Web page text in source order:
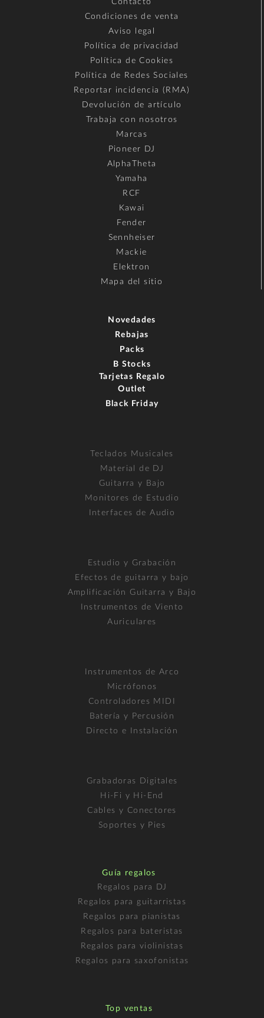
Contacto
Condiciones de venta
Aviso legal
Política de privacidad
Política de Cookies
Política de Redes Sociales
Reportar incidencia (RMA)
Devolución de artículo
Trabaja con nosotros
Marcas
Pioneer DJ
AlphaTheta
Yamaha
RCF
Kawai
Fender
Sennheiser
Mackie
Elektron
Mapa del sitio
Novedades
Rebajas
Packs
B Stocks
Tarjetas Regalo
Outlet
Black Friday
Teclados Musicales
Material de DJ
Guitarra y Bajo
Monitores de Estudio
Interfaces de Audio
Estudio y Grabación
Efectos de guitarra y bajo
Amplificación Guitarra y Bajo
Instrumentos de Viento
Auriculares
Instrumentos de Arco
Micrófonos
Controladores MIDI
Batería y Percusión
Directo e Instalación
Grabadoras Digitales
Hi-Fi y Hi-End
Cables y Conectores
Soportes y Pies
Guía regalos
Regalos para DJ
Regalos para guitarristas
Regalos para pianistas
Regalos para bateristas
Regalos para violinistas
Regalos para saxofonistas
Top ventas